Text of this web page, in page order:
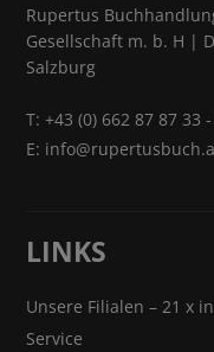
Rupertus
Gesellschaft m. b. H |
Salzburg
T:+43 (0) 662 87 87 33
E:
LINKS
Unsere Filialen – 21 x
Service